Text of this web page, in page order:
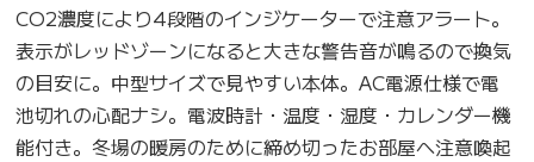
CO2濃度により4段階のインジケーターで注意アラート。
表示がレッドゾーンになると大きな警告音が鳴るので換気
の目安に。中型サイズで見やすい本体。AC電源仕様で電
池切れの心配ナシ。電波時計・温度・湿度・カレンダー機
能付き。冬場の暖房のために締め切ったお部屋へ注意喚起